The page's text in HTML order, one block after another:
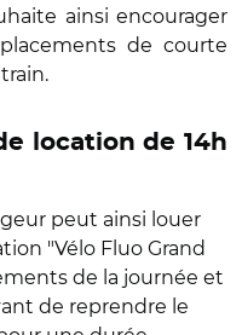
ainsi encourager
de courte
location de 14h
peut ainsi louer
"Vélo Fluo Grand
de la journée et
de reprendre le